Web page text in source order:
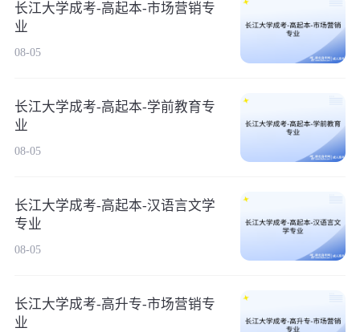
长江大学成考-高起本-市场营销专
业
08-05
长江大学成考-高起本-学前教育专
业
08-05
长江大学成考-高起本-汉语言文学
专业
08-05
长江大学成考-高升专-市场营销专
业